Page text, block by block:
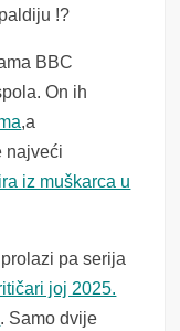
!?
BBC
On ih
,a
najveći
iz muškarca u
pa serija
joj 2025.
. Samo dvije